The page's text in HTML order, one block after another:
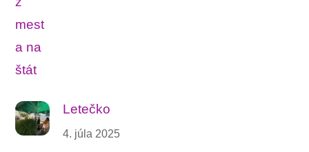
Letečko
4. júla 2025